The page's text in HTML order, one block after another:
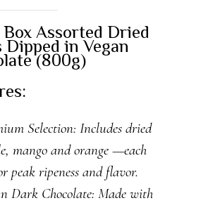
Assorted Dried
in Vegan
(800g)
Selection: Includes dried
mango and orange —each
peak ripeness and flavor.
Dark Chocolate: Made with